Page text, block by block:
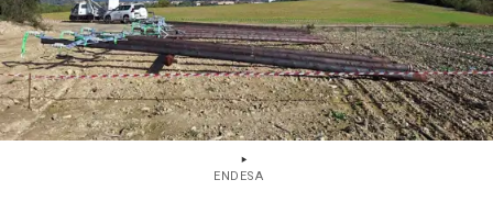
ENDESA